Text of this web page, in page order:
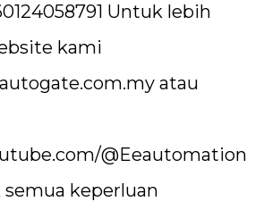
Untuk lebih
kami
atau
@Eeautomation
keperluan